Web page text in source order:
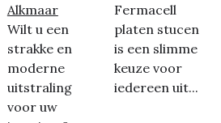
Alkmaar
Wilt u een
strakke en
moderne
uitstraling
voor uw
Fermacell
platen stucen
is een slimme
keuze voor
iedereen uit...